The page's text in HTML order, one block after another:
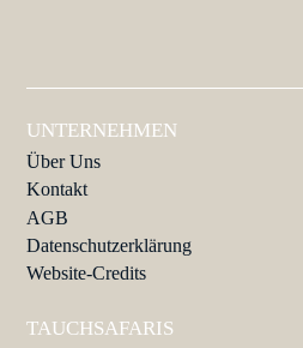
UNTERNEHMEN
Über Uns
Kontakt
AGB
Datenschutzerklärung
Website-Credits
TAUCHSAFARIS